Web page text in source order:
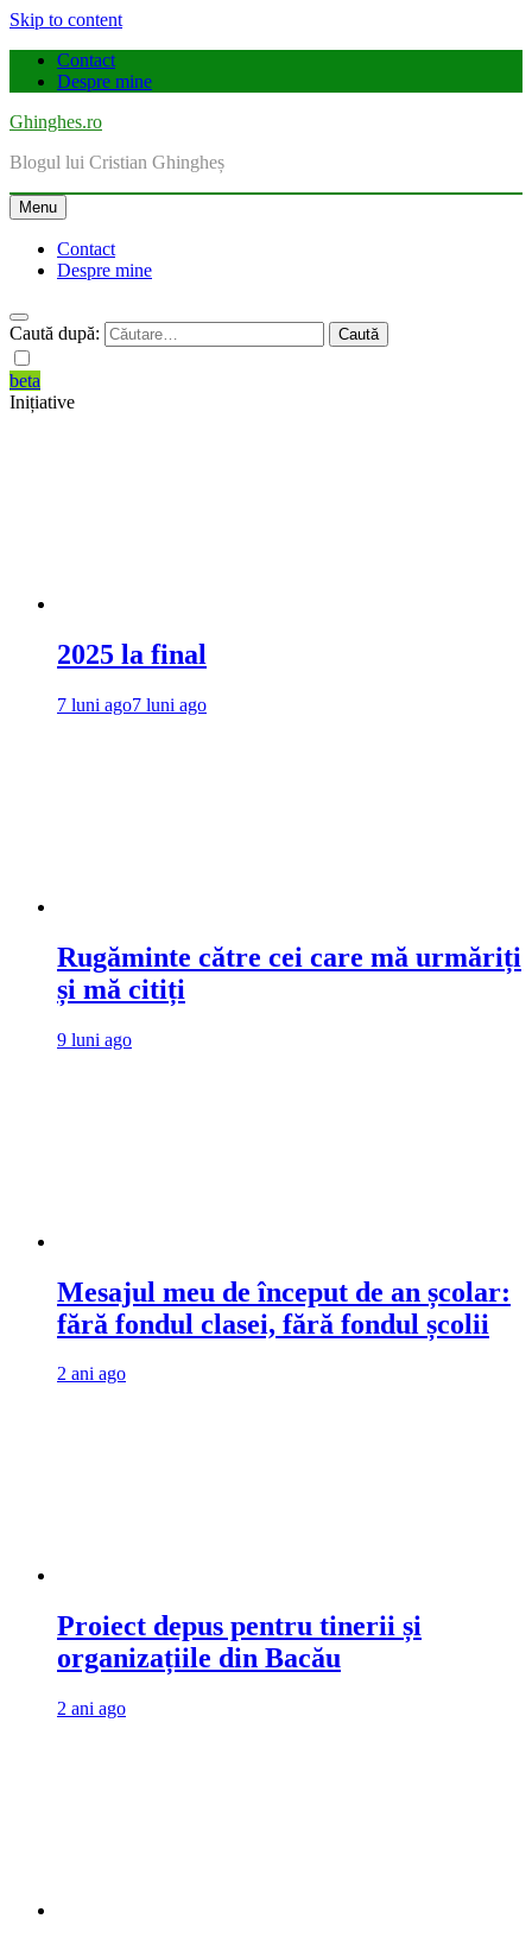
Skip to content
Contact
Despre mine
Ghinghes.ro
Blogul lui Cristian Ghingheș
Menu
Contact
Despre mine
Caută după:
beta
Inițiative
2025 la final
7 luni ago7 luni ago
Rugăminte către cei care mă urmăriți
și mă citiți
9 luni ago
Mesajul meu de început de an școlar:
fără fondul clasei, fără fondul școlii
2 ani ago
Proiect depus pentru tinerii și
organizațiile din Bacău
2 ani ago